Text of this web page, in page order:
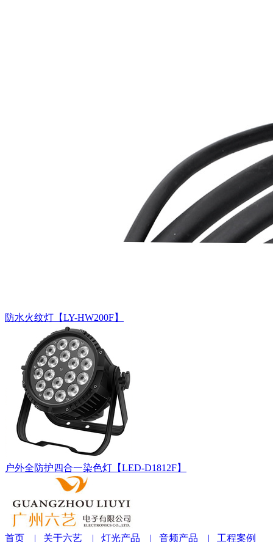
防水火纹灯【LY-HW200F】
户外全防护四合一染色灯【LED-D1812F】
首页 | 关于六艺 | 灯光产品 | 音频产品 | 工程案例